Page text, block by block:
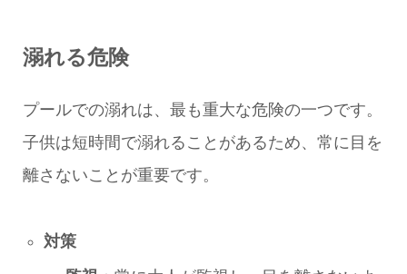
溺れる危険
プールでの溺れは、最も重大な危険の一つです。
子供は短時間で溺れることがあるため、常に目を
離さないことが重要です。
対策